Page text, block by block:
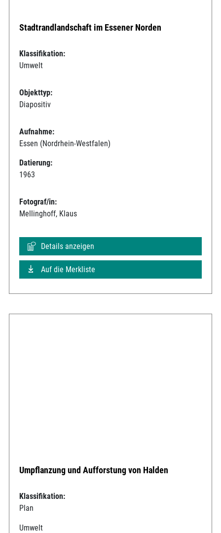
Stadtrandlandschaft im Essener Norden
Klassifikation:
Umwelt
Objekttyp:
Diapositiv
Aufnahme:
Essen (Nordrhein-Westfalen)
Datierung:
1963
Fotograf/in:
Mellinghoff, Klaus
Details anzeigen
Auf die Merkliste
Umpflanzung und Aufforstung von Halden
Klassifikation:
Plan
Umwelt